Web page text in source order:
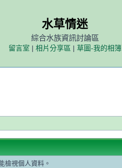
水草情迷
綜合水族資訊討論區
留言室 | 相片分享區 | 草圖-我的相簿
檢視個人資料。